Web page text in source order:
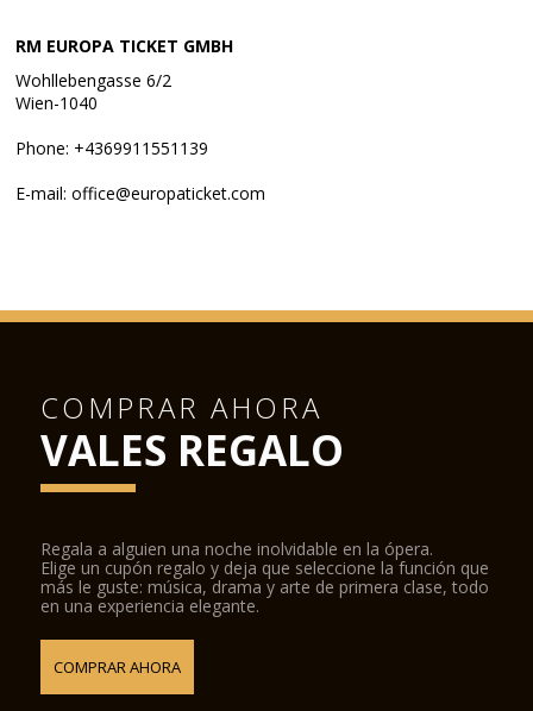
RM EUROPA TICKET GMBH
Wohllebengasse 6/2
Wien-1040
Phone: +4369911551139
E-mail: office@europaticket.com
COMPRAR AHORA
VALES REGALO
Regala a alguien una noche inolvidable en la ópera.
Elige un cupón regalo y deja que seleccione la función que
más le guste: música, drama y arte de primera clase, todo
en una experiencia elegante.
COMPRAR AHORA